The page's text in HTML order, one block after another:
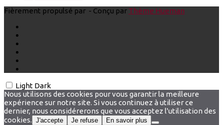
Fièrement propulsé par - Conçu par Thème Hueman
Light Dark
Nous utilisons des cookies pour vous garantir la meilleure
expérience sur notre site. Si vous continuez à utiliser ce
dernier, nous considérerons que vous acceptez l'utilisation des
cookies. J'accepte Je refuse En savoir plus